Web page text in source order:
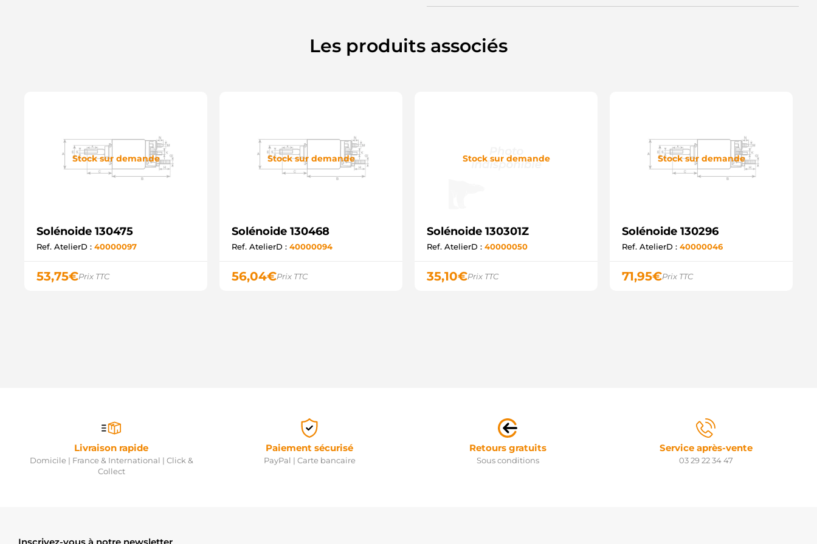
Les produits associés
Stock sur demande
Solénoide 130475
Ref. AtelierD : 40000097
53,75€Prix TTC
Stock sur demande
Solénoide 130468
Ref. AtelierD : 40000094
56,04€Prix TTC
Stock sur demande
Solénoide 130301Z
Ref. AtelierD : 40000050
35,10€Prix TTC
Stock sur demande
Solénoide 130296
Ref. AtelierD : 40000046
71,95€Prix TTC
Livraison rapide
Domicile | France & International | Click &
Collect
Paiement sécurisé
PayPal | Carte bancaire
Retours gratuits
Sous conditions
Service après-vente
03 29 22 34 47